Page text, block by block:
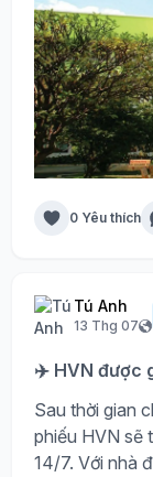
0 Yêu thích
Tú Anh
13 Thg 07
✈️ HVN được
Sau thời gian
phiếu HVN sẽ
14/7. Với nhà